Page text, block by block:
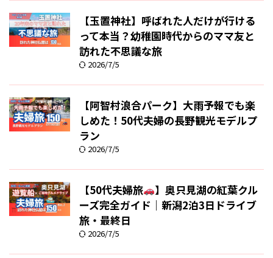
【玉置神社】呼ばれた人だけが行ける
って本当？幼稚園時代からのママ友と
訪れた不思議な旅
2026/7/5
【阿智村浪合パーク】大雨予報でも楽
しめた！50代夫婦の長野観光モデルプ
ラン
2026/7/5
【50代夫婦旅
】奥只見湖の紅葉クル
ーズ完全ガイド｜新潟2泊3日ドライブ
旅・最終日
2026/7/5